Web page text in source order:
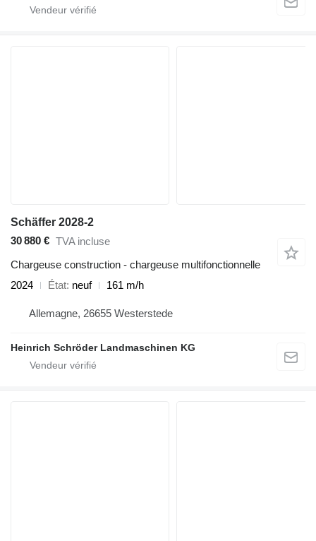
Schäffer 2028-2
30 880 € TVA incluse
Chargeuse construction - chargeuse multifonctionnelle
2024
État neuf 161 m/h
Allemagne, 26655 Westerstede
Heinrich Schröder Landmaschinen KG